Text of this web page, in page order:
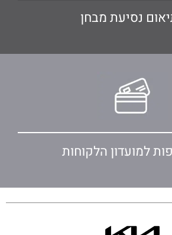
נסיעת מבחן
למועדון הלקוחות